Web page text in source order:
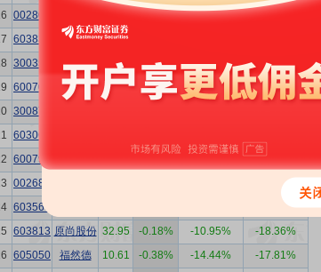
002800 13.29 0.83% -24.70%
-23.44%
603836 海程邦达 8.75
300350 华鹏飞 4.35 0.69% -18.69%
-29.38%
600704 物产中大 5.02 0.60% 0.52%
-9.55%
300873
603066
600794 保税科技
-16.64%
002682
-38.65%
603569
-17.29%
603813 原尚股份 32.95 -0.18% -10.95%
-18.36%
605050 福然德 10.61 -0.38% -14.44%
-17.81%